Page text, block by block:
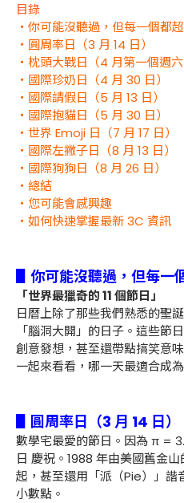
目錄
・你可能沒聽過，但每一個都
・圓周率日（3 月 14 日）
・枕頭大戰日（4 月第一個週六
・國際珍奶日（4 月 30 日）
・國際請假日（5 月 13 日）
・國際抱貓日（5 月 30 日）
・世界 Emoji 日（7 月 17 日）
・國際左撇子日（8 月 13 日）
・國際狗狗日（8 月 26 日）
・總結
・您可能會感興趣
・如何快速掌握最新 3C 資訊
你可能沒聽過，但每一
「世界最獵奇的 11 個節日」
日曆上除了那些我們熟悉的聖
「腦洞大開」的日子。這些節
創意發想，甚至還帶點搞笑意味
一起來看看，哪一天最適合成
▋圓周率日（3 月 14 日）
數學宅最愛的節日。因為 π =
日 慶祝。1988 年由美國舊金
起，甚至還用「派（Pie）」
小數點。